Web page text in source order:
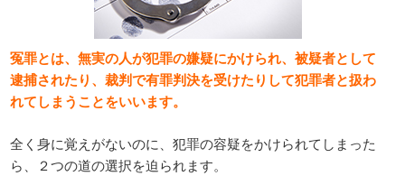
冤罪とは、無実の人が犯罪の嫌疑にかけられ、被疑者として
逮捕されたり、裁判で有罪判決を受けたりして犯罪者と扱わ
れてしまうことをいいます。
全く身に覚えがないのに、犯罪の容疑をかけられてしまった
ら、２つの道の選択を迫られます。